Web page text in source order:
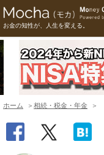
お金の知性が、人生を変える。
ホーム 相続・税金・年金